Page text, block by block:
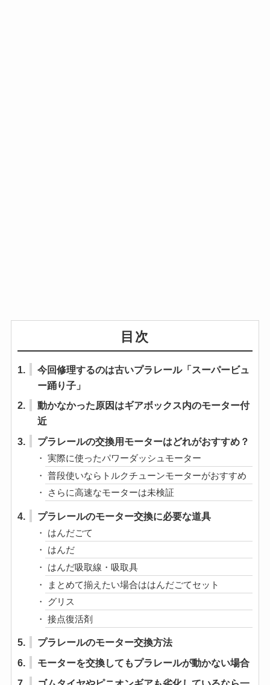
目次
1.
今回修理するのは古いプラレール「スーパービュ
ー踊り子」
2.
動かなかった原因はギアボックス内のモーター付
近
3.
プラレールの交換用モーターはどれがおすすめ？
実際に使ったパワーダッシュモーター
普段使いならトルクチューンモーターがおすすめ
さらに高速なモーターは未検証
4. プラレールのモーター交換に必要な道具
はんだごて
はんだ
はんだ吸取線・吸取具
まとめて揃えたい場合ははんだごてセット
グリス
接点復活剤
5.
プラレールのモーター交換方法
6.
モーターを交換してもプラレールが動かない場合